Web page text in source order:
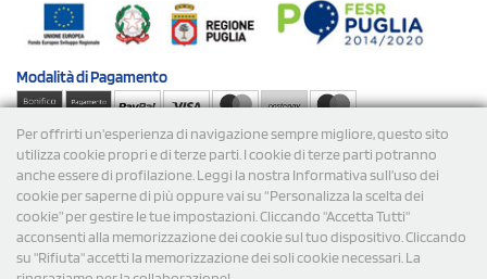
Per offrirti un'esperienza di navigazione sempre migliore, questo sito
utilizza cookie propri e di terze parti. I cookie di terze parti potranno
anche essere di profilazione. Leggi la nostra Informativa sull’uso dei
cookie per saperne di più oppure vai su “Personalizza la scelta dei
cookie” per gestire le tue impostazioni. Cliccando "Accetta Tutti"
acconsenti alla memorizzazione dei cookie sul tuo dispositivo. Cliccando
su "Rifiuta" accetti la memorizzazione dei soli cookie necessari. La
Modalità diPagamento
Spedizioni